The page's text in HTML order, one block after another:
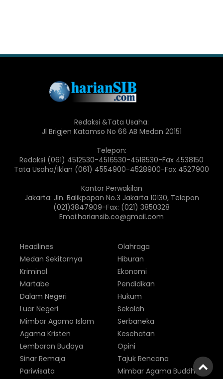
Redaksi &Tata Usaha:
Jl Brigjen Katamso No 66 AB Medan 20151
Telepon:
Redaksi (061) 4512530-4516530-4518530-Fax 4538150
Tata Usaha/Iklan (061) 4554900-4528900-Fax 4527900
Kantor Perwakilan
Jakarta: Jln. Balikpapan No.3 Jakarta 10130, Telepon
(021)3847909-Fax: (021) 3850328
Emai:hariansib.co@gmail.com
Headlines
Medan Sekitarnya
Kriminal
Martabe
Dalam Negeri
Luar Negeri
Olahraga
Hiburan
Ekonomi
Pendidikan
Hukum
Sekolah
Mimbar Agama Islam
Agama Kristen
Lembaran Budaya
Sinar Remaja
Pariwisata
Serbaneka
Kesehatan
Opini
Tajuk Rencana
Mimbar Agama Buddha